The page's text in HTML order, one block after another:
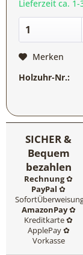
Lieferzeit ca. 1-
Merken
Holzuhr-Nr.:
SICHER &
Bequem
bezahlen
Rechnung✿
PayPal ✿
AmazonPay✿
Kreditkarte ✿
ApplePay ✿
Vorkasse